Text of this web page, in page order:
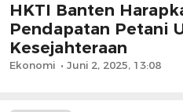
HKTI Banten
Pendapatan Petani
Kesejahteraan
Ekonomi Juni 2, 2025, 13:08